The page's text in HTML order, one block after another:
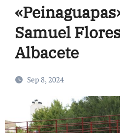
Samuel
Albacete
Sep 8, 2024